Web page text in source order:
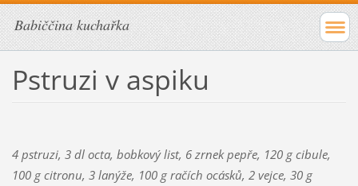
Babiččina kuchařka
Pstruzi v aspiku
4 pstruzi, 3 dl octa, bobkový list, 6 zrnek pepře, 120 g cibule,
100 g citronu, 3 lanýže, 100 g račích ocásků, 2 vejce, 30 g